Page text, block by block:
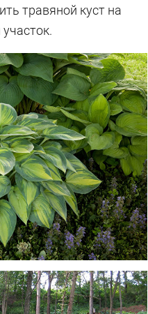
травяной куст на